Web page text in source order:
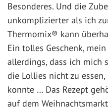
Besonderes. Und die
unkomplizierter als ich
Thermomix® kann
Ein tolles Geschenk,
allerdings, dass ich mich
die Lollies nicht zu
konnte … Das Rezept
auf dem